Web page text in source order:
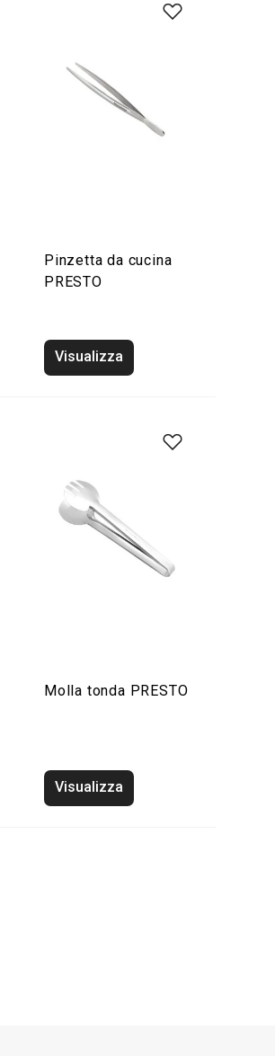
Pinzetta da cucina
PRESTO
Visualizza
Molla tonda PRESTO
Visualizza